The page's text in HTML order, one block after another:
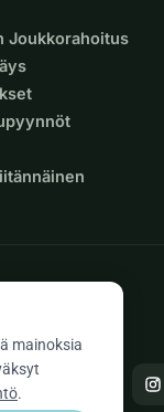
Joukkorahoitus
mainoksia
.